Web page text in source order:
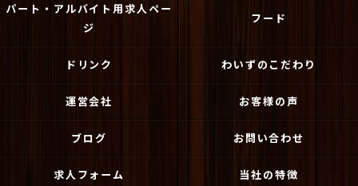
パート・アルバイト用求人ペー
ジ
フード
ドリンク わいずのこだわり
運営会社 お客様の声
ブログ お問い合わせ
求人フォーム 当社の特徴